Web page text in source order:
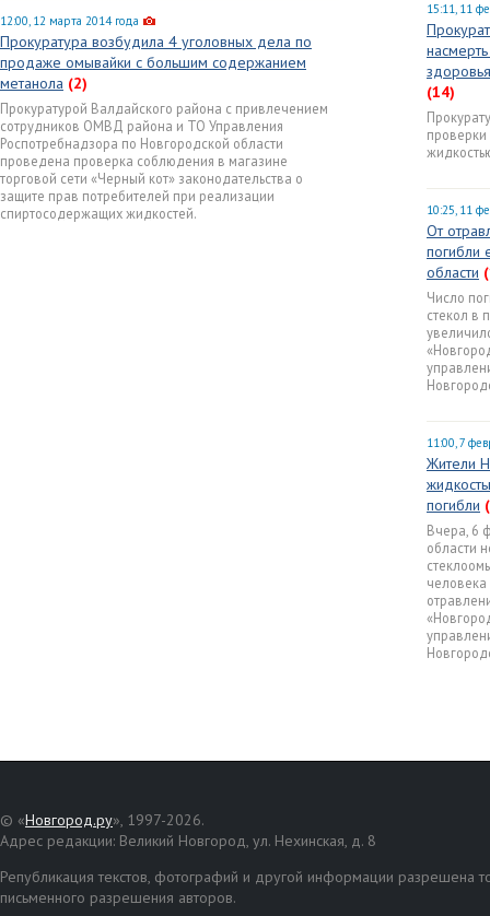
12:00, 12 марта 2014 года
Прокуратура возбудила 4 уголовных дела по
продаже омывайки с большим содержанием
метанола (2)
Прокуратурой Валдайского района с привлечением
сотрудников ОМВД района и ТО Управления
Роспотребнадзора по Новгородской области
проведена проверка соблюдения в магазине
торговой сети «Черный кот» законодательства о
защите прав потребителей при реализации
спиртосодержащих жидкостей.
15:11, 11
(14)
10:25, 11
От
погибли
области
Число
стекол в
11:00, 7
Жители
погибли
Вчера, 6
области
© «Новгород.ру», 1997-2026.
Адрес редакции: Великий Новгород, ул. Нехинская, д. 8
Републикация текстов, фотографий и другой информации разрешена
письменного разрешения авторов.